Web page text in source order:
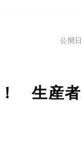
生産
公開